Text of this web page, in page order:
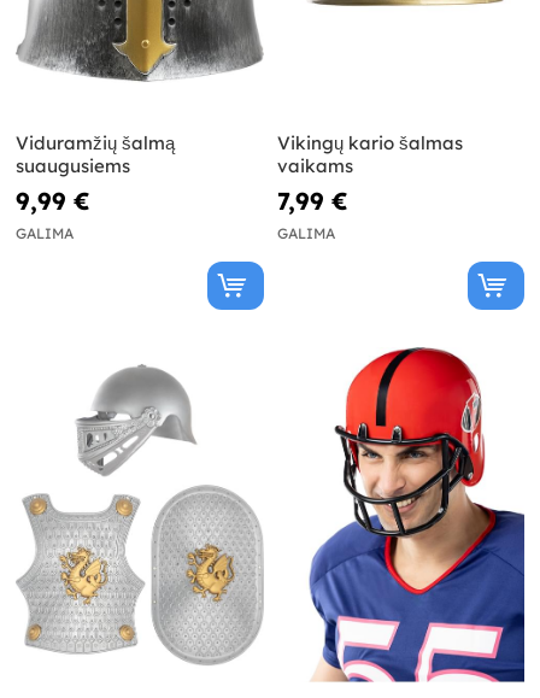
Viduramžių šalmą
suaugusiems
9,99 €
GALIMA
Vikingų kario šalmas
vaikams
7,99 €
GALIMA